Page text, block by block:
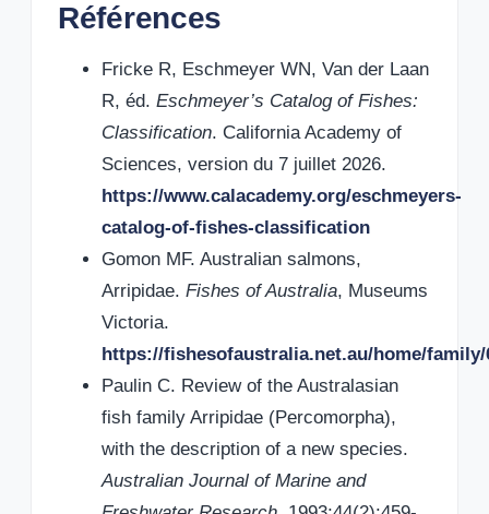
Références
Fricke R, Eschmeyer WN, Van der Laan
R, éd. Eschmeyer’s Catalog of Fishes:
Classification. California Academy of
Sciences, version du 7 juillet 2026.
https://www.calacademy.org/eschmeyers-
catalog-of-fishes-classification
Gomon MF. Australian salmons,
Arripidae. Fishes of Australia, Museums
Victoria.
https://fishesofaustralia.net.au/home/family/
Paulin C. Review of the Australasian
fish family Arripidae (Percomorpha),
with the description of a new species.
Australian Journal of Marine and